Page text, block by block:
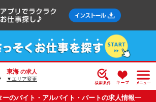
東海 の求人
▼エリア変更
のバイト・アルバイト・パートの求人情報一